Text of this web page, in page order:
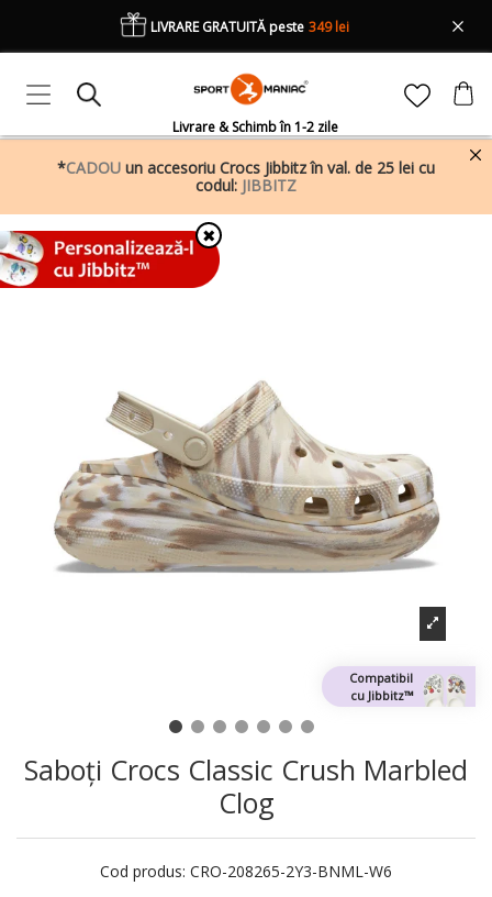
Livrare & Schimb în 1-2 zile
LIVRARE GRATUITĂ peste 349 lei
*CADOU un accesoriu Crocs Jibbitz în val. de 25 lei cu
codul: JIBBITZ
✖
Compatibil
cu Jibbitz™
Saboți Crocs Classic Crush Marbled
Clog
Cod produs: CRO-208265-2Y3-BNML-W6